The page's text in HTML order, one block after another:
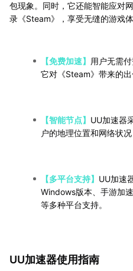
包现象。同时，它还能智能应对
录《Steam》，享受无缝的游戏
【免费加速】
用户无需
它对《Steam》带来的出
【智能节点】 UU加速器
户的地理位置和网络状
【多平台支持】 UU加速
Windows版本、手游加
等多种平台支持。
UU加速器使用指南